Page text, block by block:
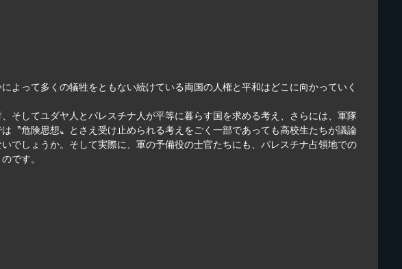
よって多くの犠牲をともない続けている両国の人権と平和はどこに向かっていく
そしてユダヤ人とパレスチナ人が平等に暮らす国を求める考え、さらには、軍隊
〝危険思想〟とさえ受け止められる考えをごく一部であっても高校生たちが議論
でしょうか。そして実際に、軍の予備役の士官たちにも、パレスチナ占領地での
です。